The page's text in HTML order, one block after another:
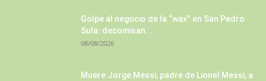
Golpe al negocio de la “wax” en San Pedro
Sula: decomisan...
08/08/2026
Muere Jorge Messi, padre de Lionel Messi, a